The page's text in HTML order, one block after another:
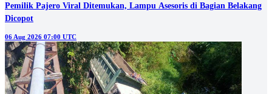
Pemilik Pajero Viral Ditemukan, Lampu Asesoris di Bagian Belakang
Dicopot
06 Aug 2026 07:00 UTC